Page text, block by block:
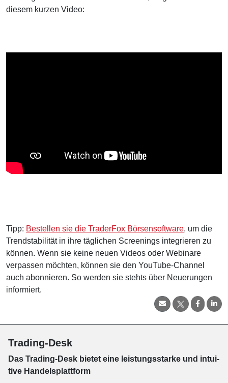
diesem kurzen Video:
Tipp: Bestellen sie die TraderFox Börsensoftware, um die
Trendstabilität in ihre täglichen Screenings integrieren zu
können. Wenn sie keine neuen Videos oder Webinare
verpassen möchten, können sie den YouTube-Channel
auch abonnieren. So werden sie stehts über Neuerungen
informiert.
Trading-Desk
Das Trading-Desk bie­tet eine leis­tungs­star­ke und in­tui­
tive Han­dels­platt­form